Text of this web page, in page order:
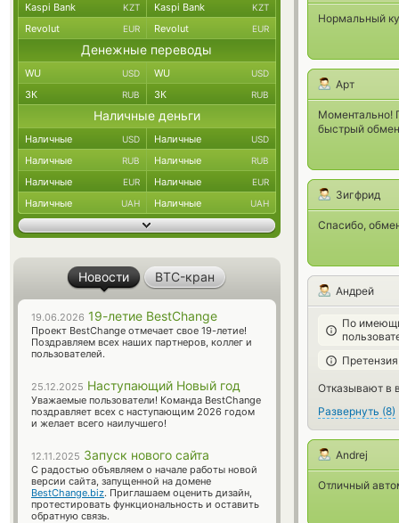
Нормальный
Арт
Моментально!
быстрый
Зигфрид
Спасибо,
Андрей
По
Отказывают в
Развернуть (8)
Andrej
Отличный
Kaspi Bank KZT Kaspi Bank KZT
Revolut EUR Revolut EUR
Денежные переводы
WU USD WU USD
ЗК RUB ЗК RUB
Наличные деньги
Наличные USD Наличные USD
Наличные RUB Наличные RUB
Наличные EUR Наличные EUR
Наличные UAH Наличные UAH
Новости BTC-кран
19.06.2026 19-летие BestChange
Проект BestChange отмечает свое 19-летие!
Поздравляем всех наших партнеров, коллег и
пользователей.
25.12.2025 Наступающий Новый год
Уважаемые пользователи! Команда BestChange
поздравляет всех с наступающим 2026 годом
и желает всего наилучшего!
12.11.2025 Запуск нового сайта
С радостью объявляем о начале работы новой
версии сайта, запущенной на домене
BestChange.biz. Приглашаем оценить дизайн,
протестировать функциональность и оставить
обратную связь.